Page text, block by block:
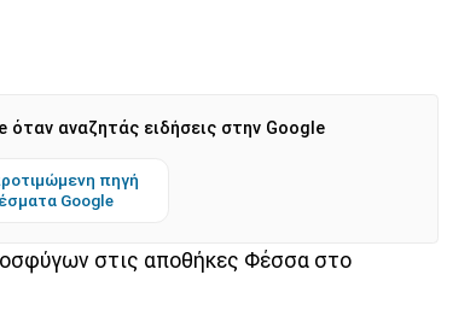
αναζητάς ειδήσεις στην Google
πηγή
Google
στις αποθήκες Φέσσα στο